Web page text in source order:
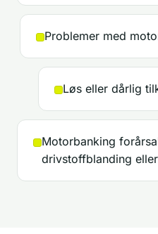
Problemer med
Løs eller dårlig
Motorbanking
drivstoffblanding